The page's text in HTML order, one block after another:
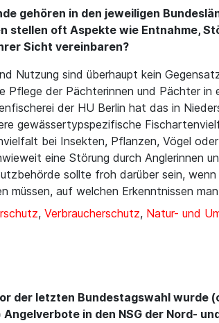
gehören in den jeweiligen
stellen oft Aspekte wie Entnahme,
Sicht vereinbaren?
Nutzung sind überhaupt kein
Pflege der Pächterinnen und Pächter
der HU Berlin hat das in
gewässertypspezifische
bei Insekten, Pflanzen, Vögel
eine Störung durch Anglerinnen
sollte froh darüber sein,
müssen, auf welchen Erkenntnissen
, Verbraucherschutz, Natur- und
der letzten Bundestagswahl wurde
in den NSG der Nord-